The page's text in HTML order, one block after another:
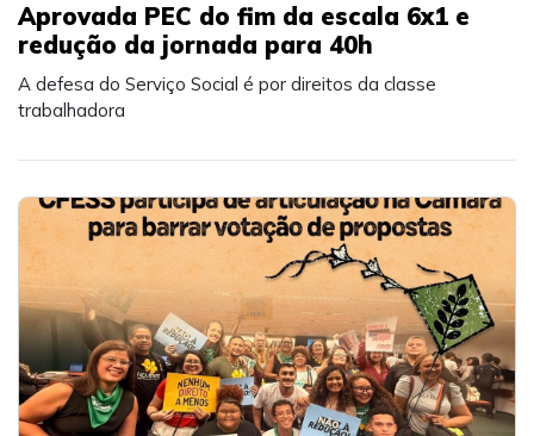
Aprovada PEC do fim da escala 6x1 e
redução da jornada para 40h
A defesa do Serviço Social é por direitos da classe
trabalhadora